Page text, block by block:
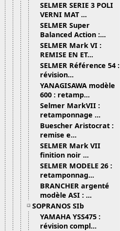
SELMER SERIE 3 POLI
VERNI MAT ...
SELMER Super
Balanced Action :...
SELMER Mark VI :
REMISE EN ET...
SELMER Référence 54 :
révision...
YANAGISAWA modèle
600 : retamp...
Selmer MarkVII :
retamponnage ...
Buescher Aristocrat :
remise e...
SELMER Mark VII
finition noir ...
SELMER MODELE 26 :
retamponnag...
BRANCHER argenté
modèle ASI : ...
SOPRANOS SIb
YAMAHA YSS475 :
révision compl...